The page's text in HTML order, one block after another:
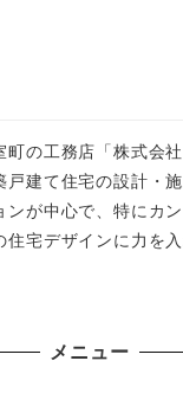
町の工務店「株式会
戸建て住宅の設計・
ンが中心で、特にカ
住宅デザインに力を入
メニュー